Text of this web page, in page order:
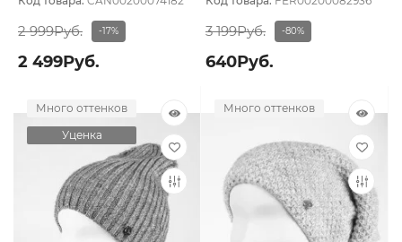
2 999Руб. -17%
2 499Руб.
3 199Руб. -80%
640Руб.
Много оттенков
Уценка
Много оттенков